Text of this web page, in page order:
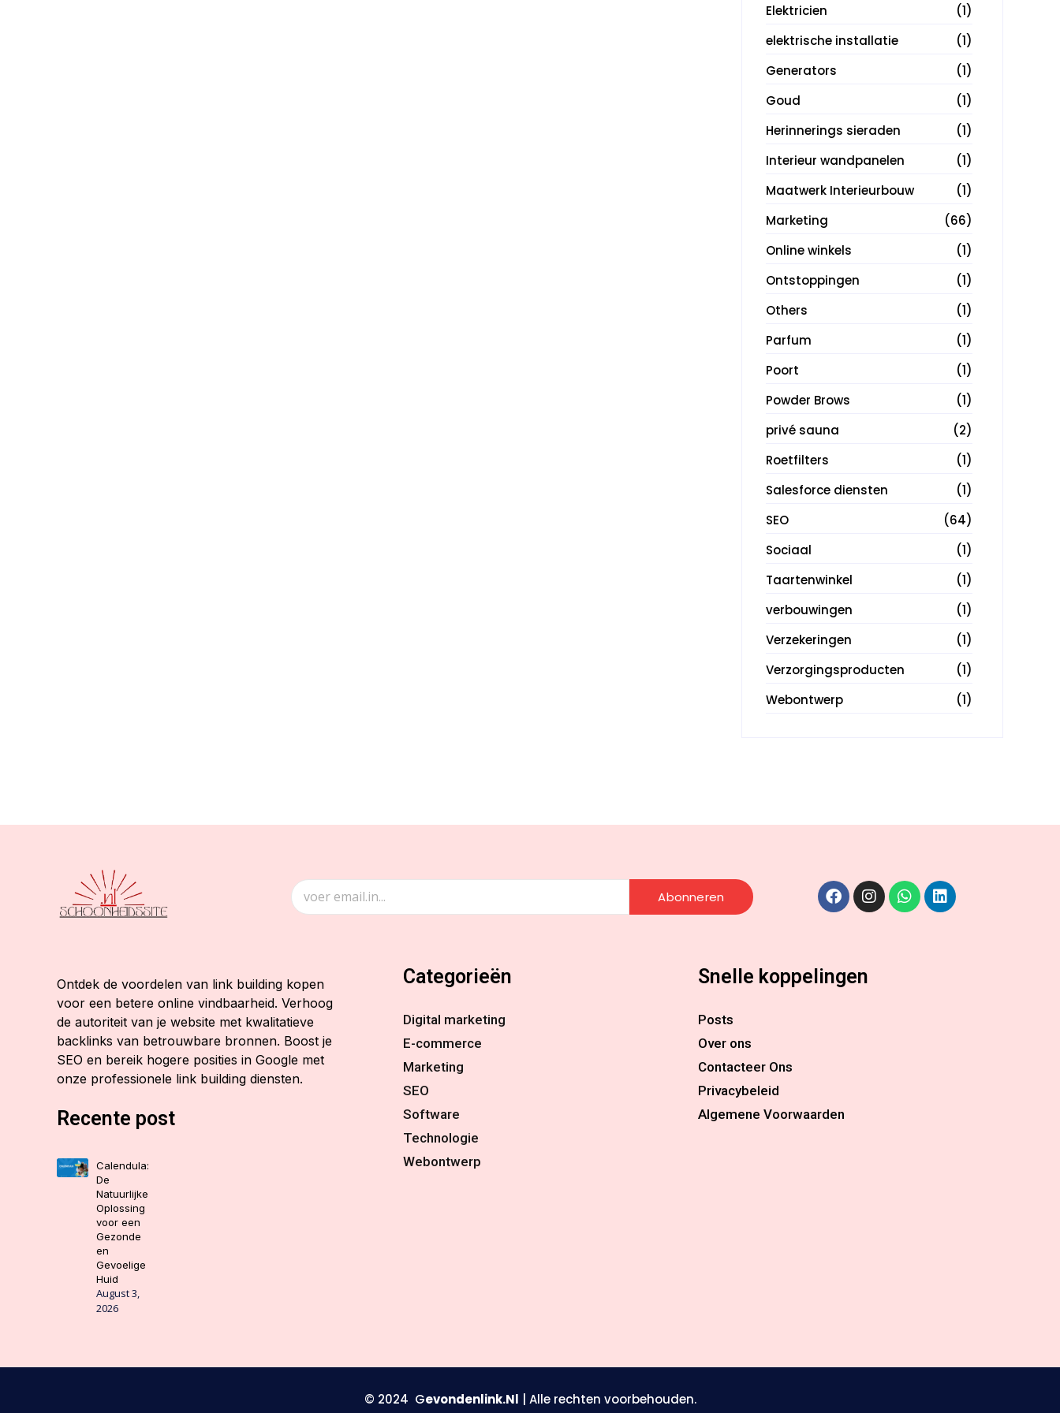
Elektricien
(1)
elektrische installatie
(1)
Generators
(1)
Goud
(1)
Herinnerings sieraden
(1)
Interieur wandpanelen
(1)
Maatwerk Interieurbouw
(1)
Marketing
(66)
Online winkels
(1)
Ontstoppingen
(1)
Others
(1)
Parfum
(1)
Poort
(1)
Powder Brows
(1)
privé sauna
(2)
Roetfilters
(1)
Salesforce diensten
(1)
SEO
(64)
Sociaal
(1)
Taartenwinkel
(1)
verbouwingen
(1)
Verzekeringen
(1)
Verzorgingsproducten
(1)
Webontwerp
(1)
Abonneren
Ontdek de voordelen van link building kopen
voor een betere online vindbaarheid. Verhoog
de autoriteit van je website met kwalitatieve
backlinks van betrouwbare bronnen. Boost je
SEO en bereik hogere posities in Google met
onze professionele link building diensten.
Recente post
Calendula:
De
Natuurlijke
Oplossing
voor een
Gezonde
en
Gevoelige
Huid
August 3,
2026
Categorieën
Digital marketing
E-commerce
Marketing
SEO
Software
Technologie
Webontwerp
Snelle koppelingen
Posts
Over ons
Contacteer Ons
Privacybeleid
Algemene Voorwaarden
© 2024 Gevondenlink.Nl | Alle rechten voorbehouden.